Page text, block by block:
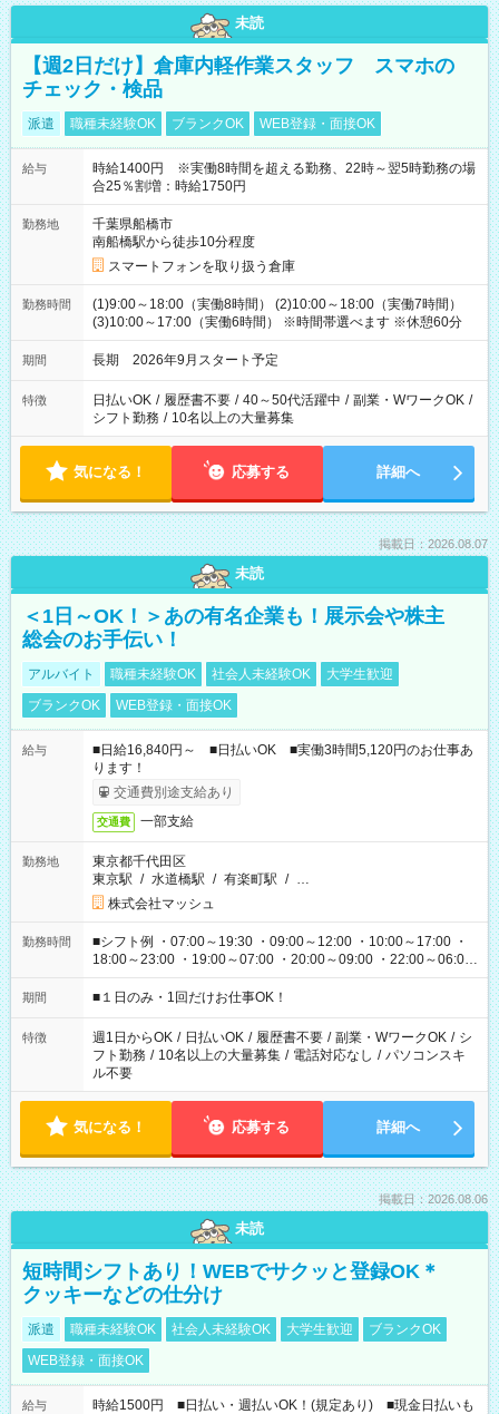
未読
【週2日だけ】倉庫内軽作業スタッフ スマホの
チェック・検品
派遣 職種未経験OK ブランクOK WEB登録・面接OK
給与
時給1400円 ※実働8時間を超える勤務、22時～翌5時勤務の場
合25％割増：時給1750円
勤務地
千葉県船橋市
南船橋駅から徒歩10分程度
スマートフォンを取り扱う倉庫
勤務時間
(1)9:00～18:00（実働8時間） (2)10:00～18:00（実働7時間）
(3)10:00～17:00（実働6時間） ※時間帯選べます ※休憩60分
期間 長期 2026年9月スタート予定
特徴 日払いOK / 履歴書不要 / 40～50代活躍中 / 副業・WワークOK /
シフト勤務 / 10名以上の大量募集
気になる！ 応募する 詳細へ
掲載日：2026.08.07
未読
＜1日～OK！＞あの有名企業も！展示会や株主
総会のお手伝い！
アルバイト 職種未経験OK 社会人未経験OK
大学生歓迎
ブランクOK
WEB登録・面接OK
給与
■日給16,840円～ ■日払いOK ■実働3時間5,120円のお仕事あ
ります！
交通費別途支給あり
交通費 一部支給
勤務地
東京都千代田区
東京駅 / 水道橋駅 / 有楽町駅 / …
株式会社マッシュ
勤務時間
■シフト例 ・07:00～19:30 ・09:00～12:00 ・10:00～17:00 ・
18:00～23:00 ・19:00～07:00 ・20:00～09:00 ・22:00～06:00
etc ★最短で3時間で5,120円のお仕事から 15時間で2万円近く稼
げるお仕事も！ ご希望のお時間に合わせてご紹介！ ※シフトは
ください！
期間 ■１日のみ・1回だけお仕事OK！
特徴 週1日からOK / 日払いOK / 履歴書不要 / 副業・WワークOK / シ
フト勤務 / 10名以上の大量募集 / 電話対応なし / パソコンスキ
ル不要
気になる！ 応募する 詳細へ
掲載日：2026.08.06
未読
短時間シフトあり！WEBでサクッと登録OK＊
クッキーなどの仕分け
派遣 職種未経験OK 社会人未経験OK 大学生歓迎
ブランクOK
WEB登録・面接OK
給与
時給1500円 ■日払い・週払いOK！(規定あり) ■現金日払いも